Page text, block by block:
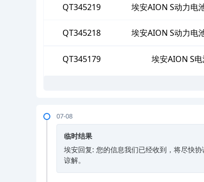
QT345219 埃安AION S动力电
QT345218 埃安AION S动力电
QT345179 埃安AION S
07-08
临时结果
埃安回复: 您的信息我们已经收到，将尽快
谅解。